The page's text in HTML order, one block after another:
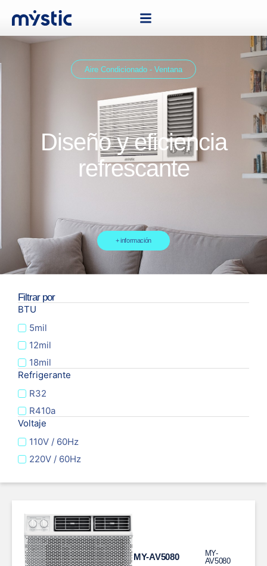
Aire Condicionado - Ventana
Diseño y eficiencia
refrescante
+ información
Filtrar por
BTU
5mil
12mil
18mil
Refrigerante
R32
R410a
Voltaje
110V / 60Hz
220V / 60Hz
MY-AV5080
MY-
AV5080